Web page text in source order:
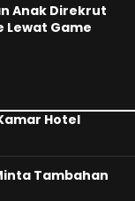
Anak Direkrut
Game
Hotel
Tambahan